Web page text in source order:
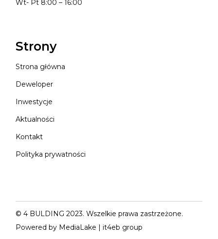
Wt- Pt 8:00 – 16:00
Strony
Strona główna
Deweloper
Inwestycje
Aktualności
Kontakt
Polityka prywatności
© 4 BULDING 2023. Wszelkie prawa zastrzeżone.
Powered by MediaLake it4eb group